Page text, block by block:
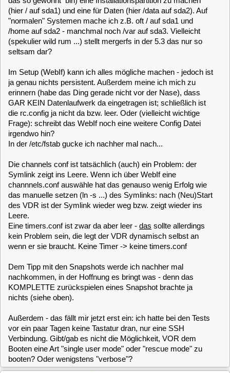
baltic Posts: 725
[5.3] System kaputt nach Plattenvolllauf?
«Reply #7 on: October 15, 2021, 11:01:34 »
Quote from: purzel on October 15, 2021, 07:50:38
"verbose"?
Wenn das Logo zum ersten Mal erscheint, sieht man
darunter eine Auswahlliste. Ist allerdings nur sehr schwach
zu erkennen. Dort kannst Du z.B. verbose auswählen oder
den Snapshot-Manager.
Allerdings würde ich mir bei einem so "verquasten" System
wirklich überlegen, es neu aufzusetzen. Ist wahrscheinlich
Ein vorheriger Test der Platte wäre natürlich auch sinnvoll -
und das vorherige Wegspeichern der Daten nicht vergessen.
clausmuus Posts: 21462
[5.3] System kaputt nach Plattenvolllauf?
« Reply #8 on:
Eine Neuinstallation ist nicht unbedingt nötig. Du kannst auch
einfach noch einmal den 3 Jahre alten Snapshot wieder
herstellen. Da Du inzwischen Platz geschaffen hast, sollte
Der Link auf die channels.conf wird beim VDR Start anhand
der Configuration in der rc.config erstellt. Da diese z.Z. defekt
ist, klappt auch das Link setzen nicht.
Für die Anzeige der Datenlaufwerks-Konfiguration wird die
rc.config nicht benötigt. Für das ändern hingegen schon.
nichts konfiguriert werden.
Wie gesagt ist das bei der MLD nicht normal, dass die root
Partition für Daten genommen wird, sofern eine andere
Partition dafür zur Verfügung steht. Es kann aber sein, dass
dieses Verhalten zeitweilig mal vorhanden war. Das weiß ich
nicht mehr so genau.